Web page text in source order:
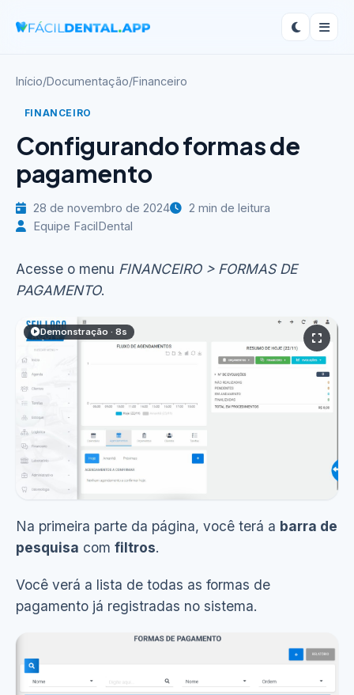
Início/Documentação/Financeiro
FINANCEIRO
Configurando formas de
pagamento
28 de novembro de 2024
2 min de leitura
Equipe FacilDental
Acesse o menu FINANCEIRO > FORMAS DE
PAGAMENTO.
Ver demonstração
Demonstração · 8s
Na primeira parte da página, você terá a barra de
pesquisa com filtros.
Você verá a lista de todas as formas de
pagamento já registradas no sistema.